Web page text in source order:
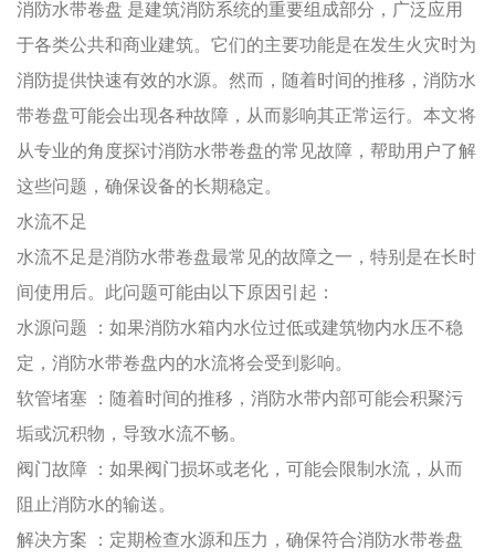
消防水带卷盘 是建筑消防系统的重要组成部分，广泛应用
于各类公共和商业建筑。它们的主要功能是在发生火灾时为
消防提供快速有效的水源。然而，随着时间的推移，消防水
带卷盘可能会出现各种故障，从而影响其正常运行。本文将
从专业的角度探讨消防水带卷盘的常见故障，帮助用户了解
这些问题，确保设备的长期稳定。
水流不足
水流不足是消防水带卷盘最常见的故障之一，特别是在长时
间使用后。此问题可能由以下原因引起：
水源问题 ：如果消防水箱内水位过低或建筑物内水压不稳
定，消防水带卷盘内的水流将会受到影响。
软管堵塞 ：随着时间的推移，消防水带内部可能会积聚污
垢或沉积物，导致水流不畅。
阀门故障 ：如果阀门损坏或老化，可能会限制水流，从而
阻止消防水的输送。
解决方案 ：定期检查水源和压力，确保符合消防水带卷盘